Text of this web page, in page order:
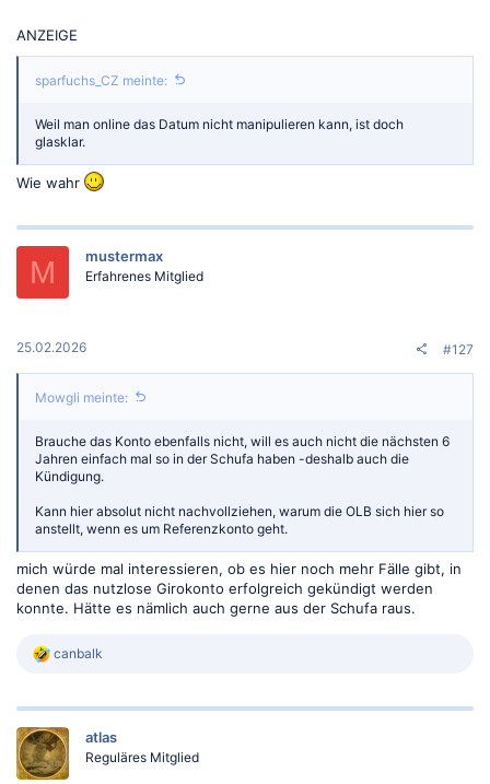
ANZEIGE
sparfuchs_CZ meinte:
Weil man online das Datum nicht manipulieren kann, ist doch
glasklar.
Wie wahr
M mustermax
Erfahrenes Mitglied
25.02.2026 #127
Mowgli meinte:
Brauche das Konto ebenfalls nicht, will es auch nicht die nächsten 6
Jahren einfach mal so in der Schufa haben -deshalb auch die
Kündigung.
Kann hier absolut nicht nachvollziehen, warum die OLB sich hier so
anstellt, wenn es um Referenzkonto geht.
mich würde mal interessieren, ob es hier noch mehr Fälle gibt, in
denen das nutzlose Girokonto erfolgreich gekündigt werden
konnte. Hätte es nämlich auch gerne aus der Schufa raus.
R
k
i
o
n
canbalk
atlas
Reguläres Mitglied